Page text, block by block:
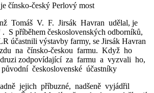
čínsko-český Perlový most
Tomáš V. F. Jirsák Havran udělal, je
S příběhem československých odborníků,
účastnili výstavby farmy, se Jirsák Havran
na čínsko-českou farmu. Když ho
zodpovídající za farmu a vyzvali ho,
československé účastníky
jejich příbuzné, nadšeně vyjádřil